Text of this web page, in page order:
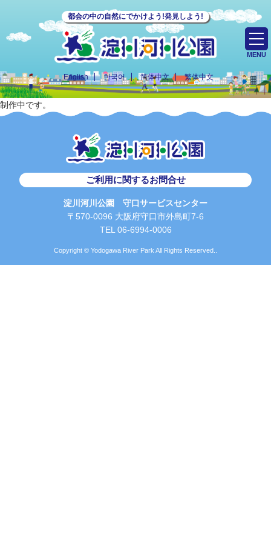
都会の中の自然にでかけよう!発見しよう!
English 한국어 简体中文 繁体中文
MENU
制作中です。
ご利用に関するお問合せ
淀川河川公園 守口サービスセンター
〒570-0096 大阪府守口市外島町7-6
TEL 06-6994-0006
Copyright © Yodogawa River Park All Rights Reserved..